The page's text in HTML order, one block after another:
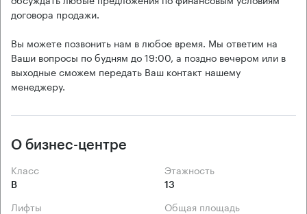
договора продажи.
Вы можете позвонить нам в любое время. Мы ответим на
Ваши вопросы по будням до 19:00, а поздно вечером или в
выходные сможем передать Ваш контакт нашему
менеджеру.
О бизнес-центре
Класс
B
Этажность
13
Лифты Общая площадь